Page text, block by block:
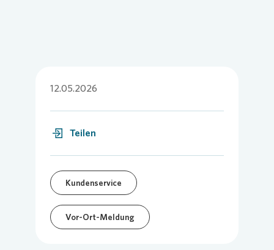
12.05.2026
Teilen
Kundenservice
Vor-Ort-Meldung